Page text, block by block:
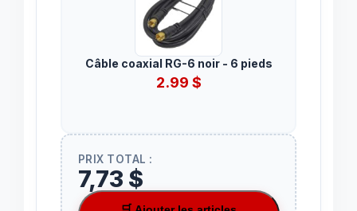
Câble coaxial RG-6 noir - 6 pieds
2.99 $
PRIX TOTAL :
7,73 $